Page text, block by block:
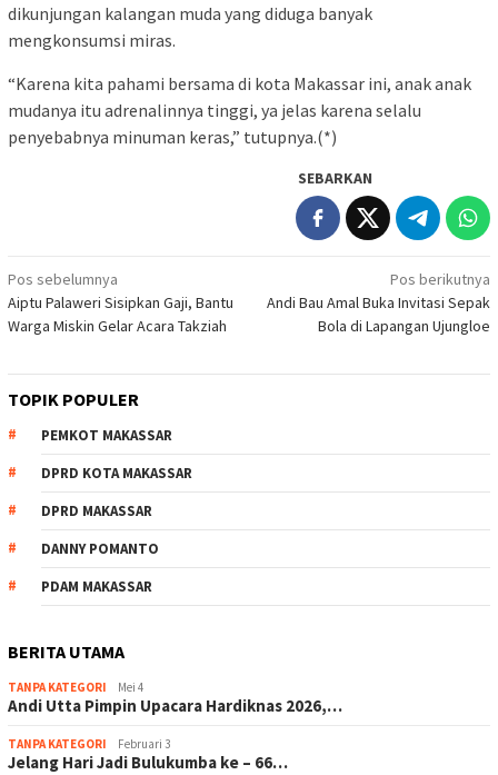
dikunjungan kalangan muda yang diduga banyak
mengkonsumsi miras.
“Karena kita pahami bersama di kota Makassar ini, anak anak
mudanya itu adrenalinnya tinggi, ya jelas karena selalu
penyebabnya minuman keras,” tutupnya.(*)
SEBARKAN
Navigasi
pos
Pos sebelumnya
Aiptu Palaweri Sisipkan Gaji, Bantu
Warga Miskin Gelar Acara Takziah
Pos berikutnya
Andi Bau Amal Buka Invitasi Sepak
Bola di Lapangan Ujungloe
TOPIK POPULER
PEMKOT MAKASSAR
DPRD KOTA MAKASSAR
DPRD MAKASSAR
DANNY POMANTO
PDAM MAKASSAR
BERITA UTAMA
TANPA KATEGORI Mei 4
Andi Utta Pimpin Upacara Hardiknas 2026,…
TANPA KATEGORI Februari 3
Jelang Hari Jadi Bulukumba ke – 66…